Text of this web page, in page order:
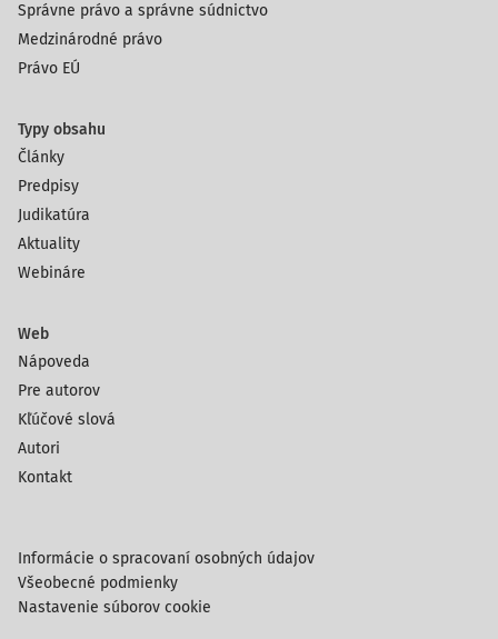
Správne právo a správne súdnictvo
Medzinárodné právo
Právo EÚ
Typy obsahu
Články
Predpisy
Judikatúra
Aktuality
Webináre
Web
Nápoveda
Pre autorov
Kľúčové slová
Autori
Kontakt
Informácie o spracovaní osobných údajov
Všeobecné podmienky
Nastavenie súborov cookie